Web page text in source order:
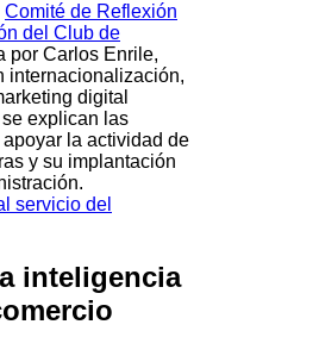
Comité de Reflexión
del Club de
por Carlos Enrile,
internacionalización,
digital
explican las
la actividad de
y su implantación
servicio del
inteligencia